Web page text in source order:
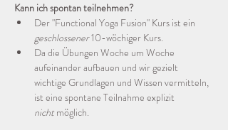
Kann ich spontan teilnehmen?
Der "Functional Yoga Fusion" Kurs ist ein
geschlossener 10-wöchiger Kurs.
Da die Übungen Woche um Woche
aufeinander aufbauen und wir gezielt
wichtige Grundlagen und Wissen vermitteln,
ist eine spontane Teilnahme explizit
nicht möglich.